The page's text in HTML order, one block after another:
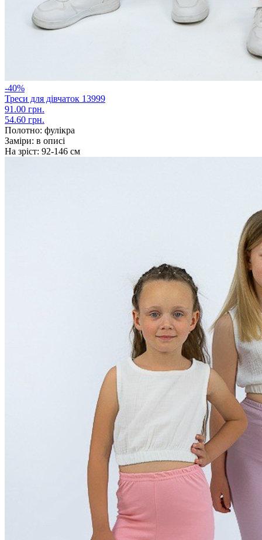
-40%
Треси для дівчаток 13999
91.00 грн.
54.60 грн.
Полотно: фулікра
Заміри: в описі
На зріст: 92-146 см